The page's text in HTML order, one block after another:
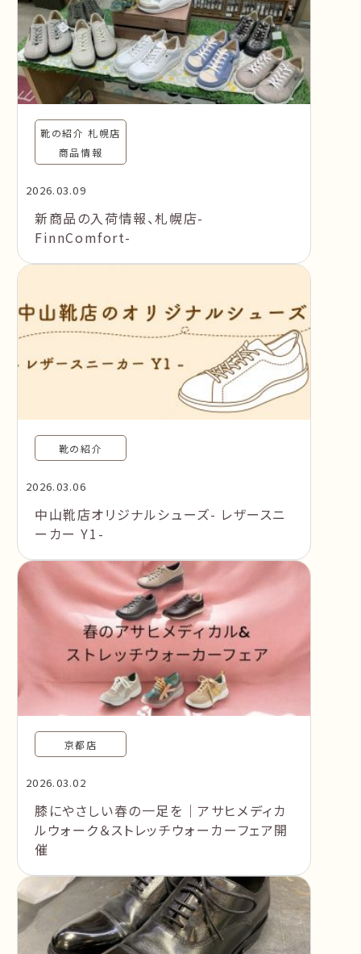
靴の紹介 札幌店
商品情報
2026.03.09
新商品の入荷情報、札幌店-
FinnComfort-
靴の紹介
2026.03.06
中山靴店オリジナルシューズ- レザースニ
ーカー Y1-
京都店
2026.03.02
膝にやさしい春の一足を｜アサヒメディカ
ルウォーク＆ストレッチウォーカーフェア開
催